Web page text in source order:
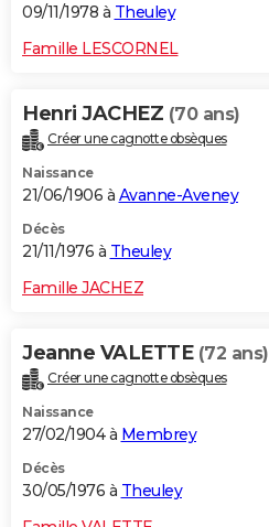
09/11/1978 à Theuley
Famille LESCORNEL
Henri JACHEZ (70 ans)
Créer une cagnotte obsèques
Naissance
21/06/1906 à Avanne-Aveney
Décès
21/11/1976 à Theuley
Famille JACHEZ
Jeanne VALETTE (72 ans)
Créer une cagnotte obsèques
Naissance
27/02/1904 à Membrey
Décès
30/05/1976 à Theuley